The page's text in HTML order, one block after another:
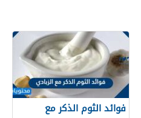
فوائد الثوم الذكر مع